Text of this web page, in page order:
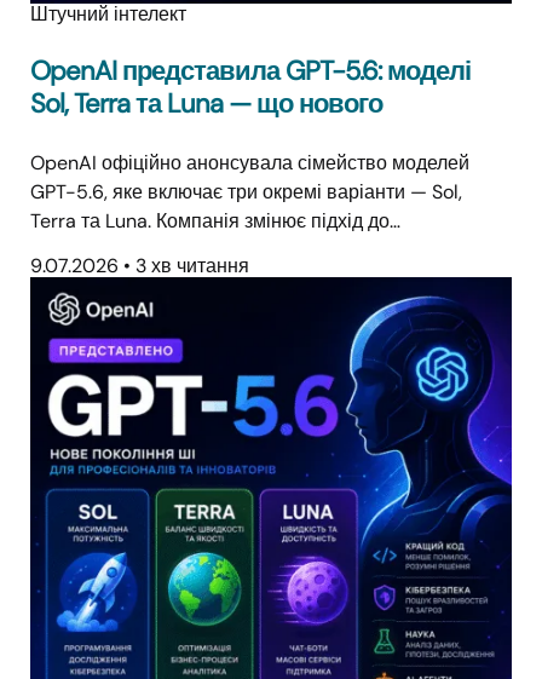
Штучний інтелект
OpenAI представила GPT-5.6: моделі
Sol, Terra та Luna — що нового
OpenAI офіційно анонсувала сімейство моделей
GPT-5.6, яке включає три окремі варіанти — Sol,
Terra та Luna. Компанія змінює підхід до…
9.07.2026 • 3 хв читання